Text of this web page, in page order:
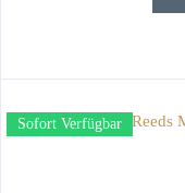
Sofort Verfügbar